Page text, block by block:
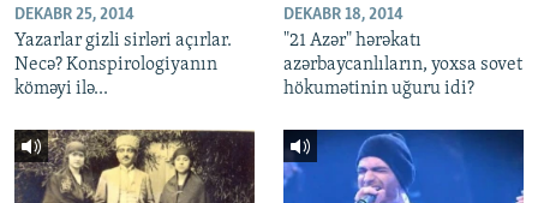
DEKABR 25, 2014
Yazarlar gizli sirləri açırlar.
Necə? Konspirologiyanın
köməyi ilə...
DEKABR 18, 2014
"21 Azər" hərəkatı
azərbaycanlıların, yoxsa sovet
hökumətinin uğuru idi?